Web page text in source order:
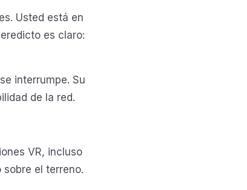
Usted está en
es claro:
interrumpe. Su
de la red.
VR, incluso
el terreno.